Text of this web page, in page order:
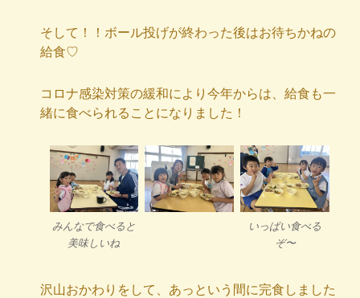
そして！！ボール投げが終わった後はお待ちかねの
給食♡
コロナ感染対策の緩和により今年からは、給食も一
緒に食べられることになりました！
みんなで食べると
美味しいね
いっぱい食べる
ぞ〜
沢山おかわりをして、あっという間に完食しました